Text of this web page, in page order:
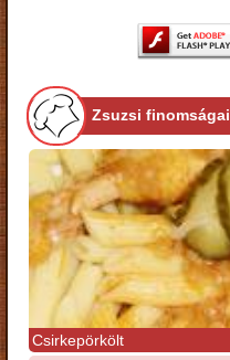
Zsuzsi finomságai
Csirkepörkölt